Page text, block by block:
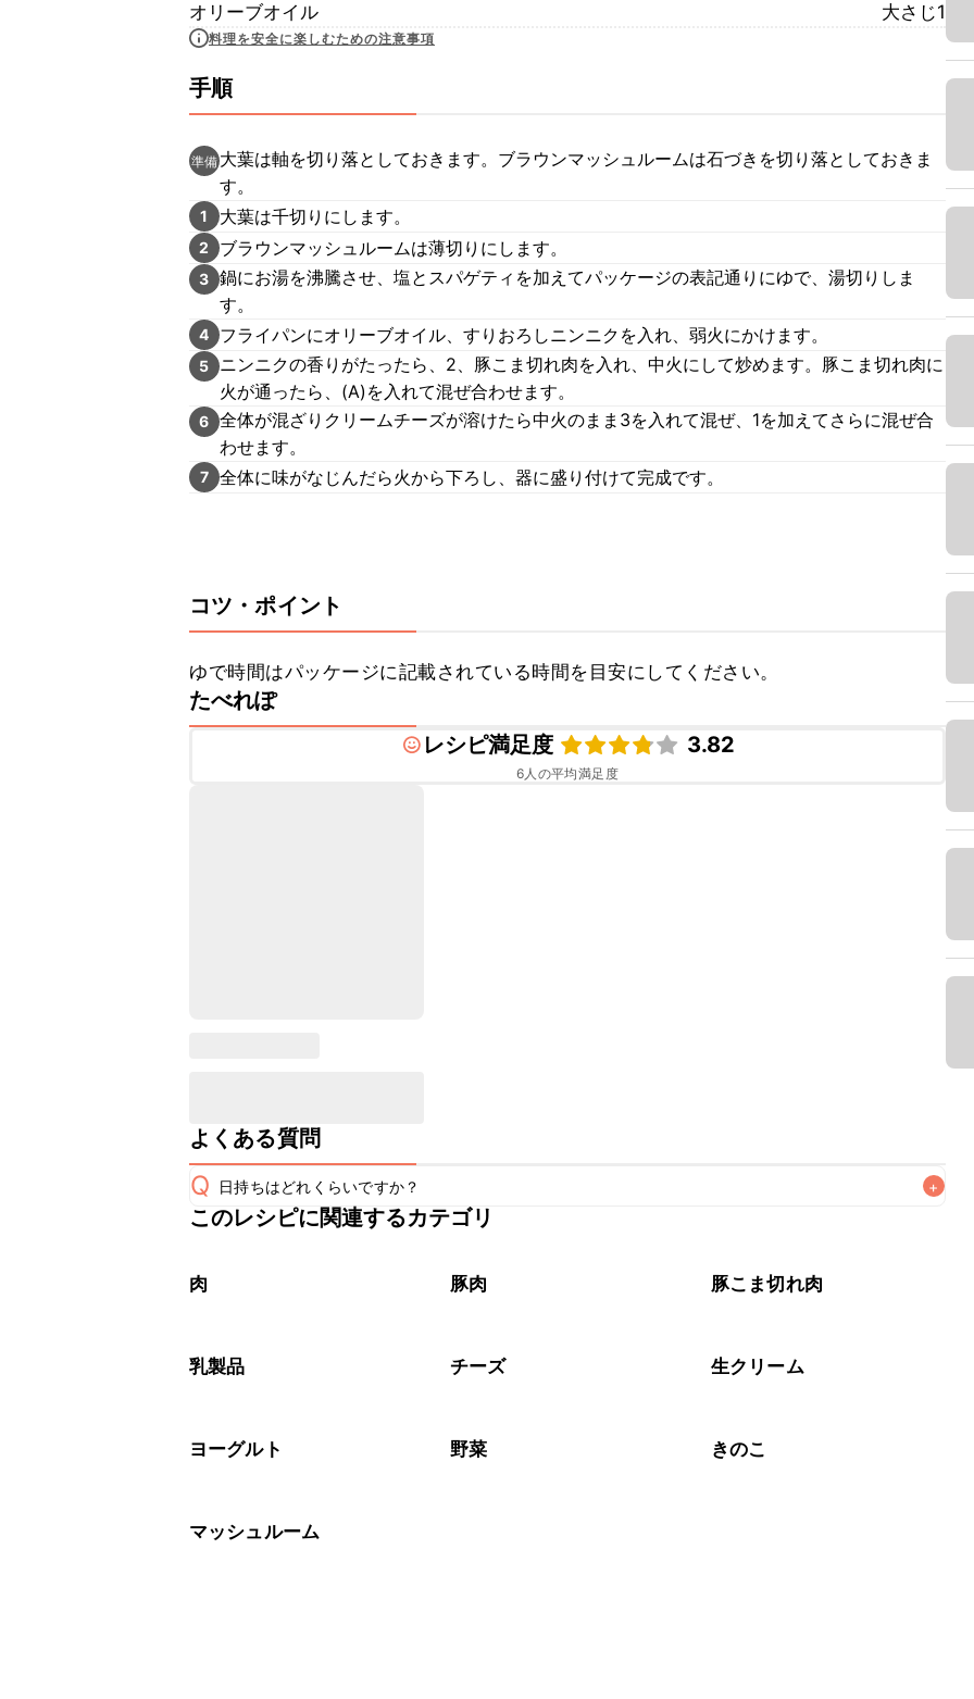
オリーブオイル
大さじ1
料理を安全に楽しむための注意事項
手順
準備 大葉は軸を切り落としておきます。ブラウンマッシュルームは石づきを切り落としておきま
す。
1 大葉は千切りにします。
2 ブラウンマッシュルームは薄切りにします。
3 鍋にお湯を沸騰させ、塩とスパゲティを加えてパッケージの表記通りにゆで、湯切りしま
す。
4 フライパンにオリーブオイル、すりおろしニンニクを入れ、弱火にかけます。
5
ニンニクの香りがたったら、2、豚こま切れ肉を入れ、中火にして炒めます。豚こま切れ肉に
火が通ったら、(A)を入れて混ぜ合わせます。
6 全体が混ざりクリームチーズが溶けたら中火のまま3を入れて混ぜ、1を加えてさらに混ぜ合
わせます。
7 全体に味がなじんだら火から下ろし、器に盛り付けて完成です。
コツ・ポイント
ゆで時間はパッケージに記載されている時間を目安にしてください。
たべれぽ
レシピ満足度
3.82
6人の平均満足度
よくある質問
Q 日持ちはどれくらいですか？ +
こちらのレシピは出来たてをお召し上がりいただくことをおすすめします。
このレシピに関連するカテゴリ
肉 豚肉 豚こま切れ肉
乳製品 チーズ 生クリーム
ヨーグルト 野菜 きのこ
マッシュルーム